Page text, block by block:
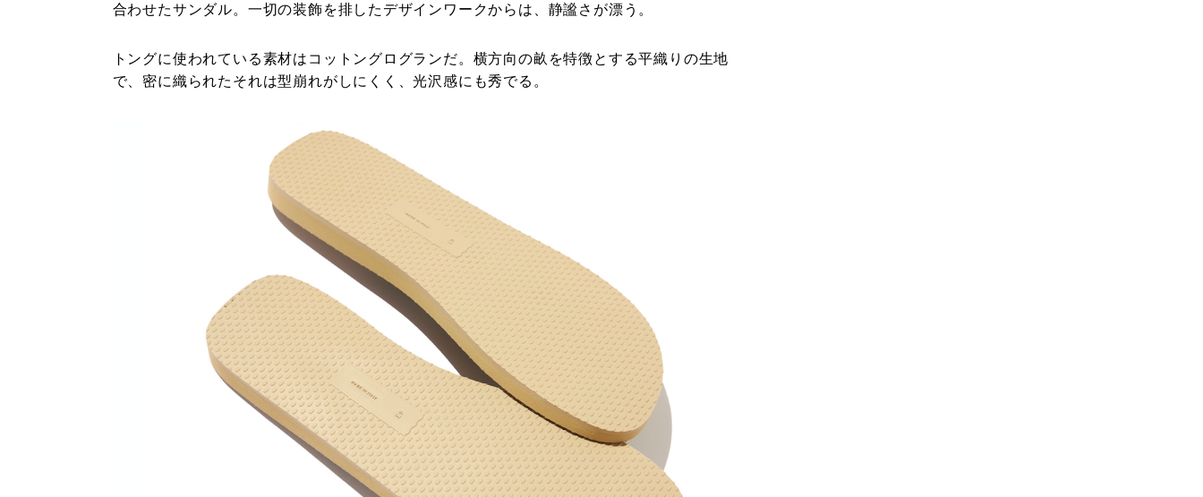
合わせたサンダル。一切の装飾を排したデザインワークからは、静謐さが漂う。
トングに使われている素材はコットングログランだ。横方向の畝を特徴とする平織りの生地
で、密に織られたそれは型崩れがしにくく、光沢感にも秀でる。